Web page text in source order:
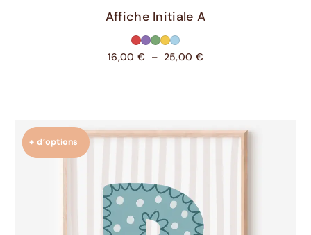
Choix Des Options
Affiche Initiale A
16,00 € – 25,00 €
+ d’options